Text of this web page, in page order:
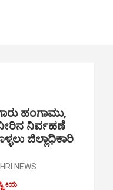
ಹಂಗಾಮು,
ನಿರ್ವಹಣೆ
ಜಿಲ್ಲಾಧಿಕಾರಿ
NEWS